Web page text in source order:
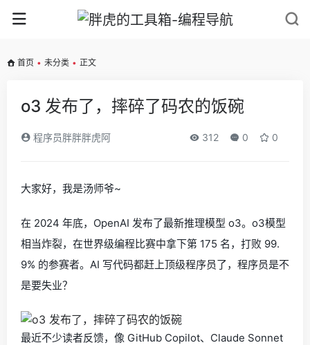
首页 • 未分类 • 正文
o3 发布了，摔碎了码农的饭碗
程序员胖胖胖虎阿 312 0 0
大家好，我是汤师爷~
在 2024 年底，OpenAI 发布了最新推理模型 o3。o3模型
相当炸裂，在世界级编程比赛中拿下第 175 名，打败 99.
9% 的参赛者。AI 写代码都赶上顶级程序员了，程序员是不
是要失业？
最近不少读者反馈，像 GitHub Copilot、Claude Sonnet